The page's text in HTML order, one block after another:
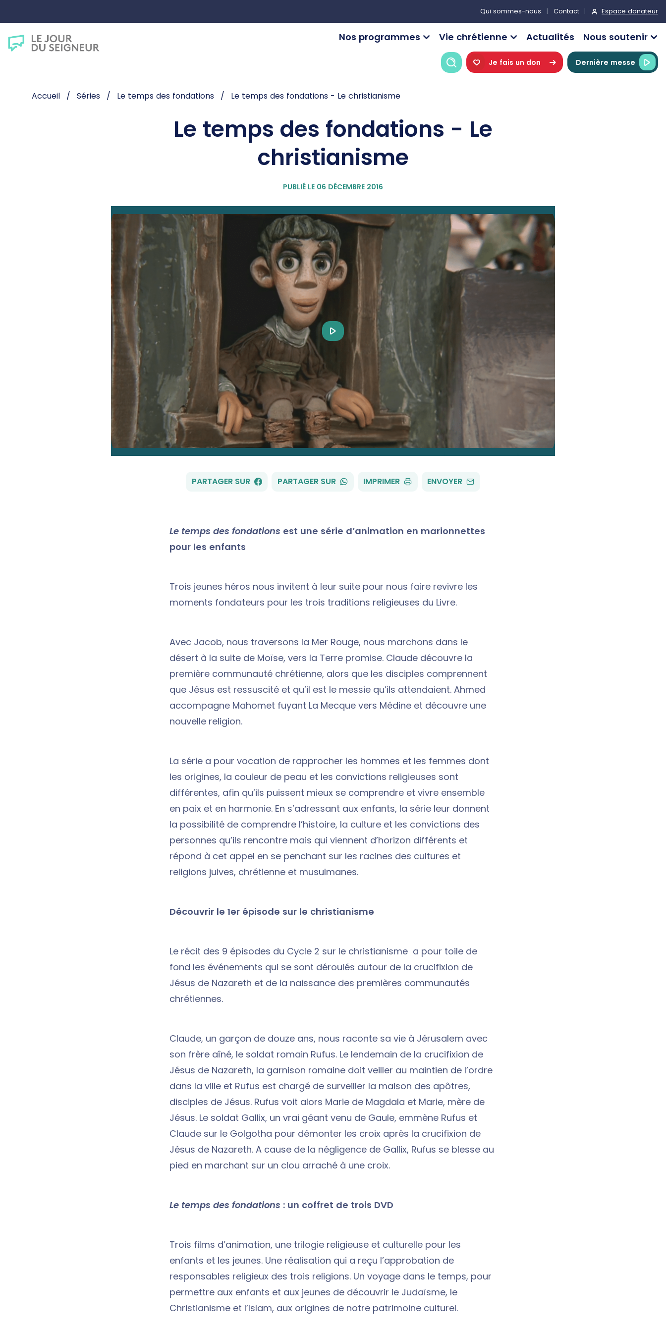
Qui sommes-nous Contact Espace donateur
Nos programmes Vie chrétienne Actualités Nous soutenir
RechercheJe fais un don Dernière messe
Accueil Séries Le temps des fondations Le temps des fondations - Le christianisme
Le temps des fondations - Le
christianisme
PUBLIÉ LE 06 DÉCEMBRE 2016
Play
Video
PARTAGER SUR FACEBOOK
PARTAGER SUR WHATSAPP
IMPRIMER ENVOYER PAR
Le temps des fondations est une série d’animation en marionnettes
pour les enfants
Trois jeunes héros nous invitent à leur suite pour nous faire revivre les
moments fondateurs pour les trois traditions religieuses du Livre.
Avec Jacob, nous traversons la Mer Rouge, nous marchons dans le
désert à la suite de Moïse, vers la Terre promise. Claude découvre la
première communauté chrétienne, alors que les disciples comprennent
que Jésus est ressuscité et qu’il est le messie qu’ils attendaient. Ahmed
accompagne Mahomet fuyant La Mecque vers Médine et découvre une
nouvelle religion.
La série a pour vocation de rapprocher les hommes et les femmes dont
les origines, la couleur de peau et les convictions religieuses sont
différentes, afin qu’ils puissent mieux se comprendre et vivre ensemble
en paix et en harmonie. En s’adressant aux enfants, la série leur donnent
la possibilité de comprendre l’histoire, la culture et les convictions des
personnes qu’ils rencontre mais qui viennent d’horizon différents et
répond à cet appel en se penchant sur les racines des cultures et
religions juives, chrétienne et musulmanes.
Découvrir le 1er épisode sur le christianisme
Le récit des 9 épisodes du Cycle 2 sur le christianisme a pour toile de
fond les événements qui se sont déroulés autour de la crucifixion de
Jésus de Nazareth et de la naissance des premières communautés
chrétiennes.
Claude, un garçon de douze ans, nous raconte sa vie à Jérusalem avec
son frère aîné, le soldat romain Rufus. Le lendemain de la crucifixion de
Jésus de Nazareth, la garnison romaine doit veiller au maintien de l’ordre
dans la ville et Rufus est chargé de surveiller la maison des apôtres,
disciples de Jésus. Rufus voit alors Marie de Magdala et Marie, mère de
Jésus. Le soldat Gallix, un vrai géant venu de Gaule, emmène Rufus et
Claude sur le Golgotha pour démonter les croix après la crucifixion de
Jésus de Nazareth. A cause de la négligence de Gallix, Rufus se blesse au
pied en marchant sur un clou arraché à une croix.
Le temps des fondations : un coffret de trois DVD
Trois films d’animation, une trilogie religieuse et culturelle pour les
enfants et les jeunes. Une réalisation qui a reçu l’approbation de
responsables religieux des trois religions. Un voyage dans le temps, pour
permettre aux enfants et aux jeunes de découvrir le Judaïsme, le
Christianisme et l’Islam, aux origines de notre patrimoine culturel.